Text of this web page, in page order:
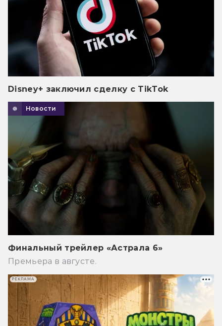
Disney+ заключил сделку с TikTok
Новости
Финальный трейлер «Астрала 6»
Премьера в августе.
РЕКЛАМА